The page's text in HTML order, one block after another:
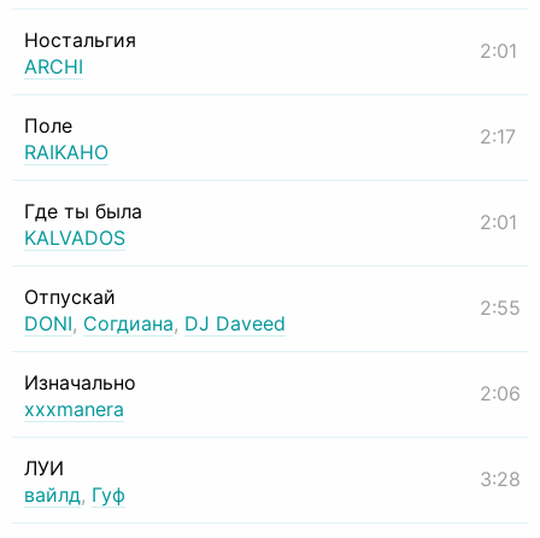
Ностальгия
ARCHI
2:01
Поле
RAIKAHO
2:17
Где ты была
KALVADOS
2:01
Отпускай
DONI, Согдиана, DJ Daveed
2:55
Изначально
xxxmanera
2:06
ЛУИ
вайлд, Гуф
3:28